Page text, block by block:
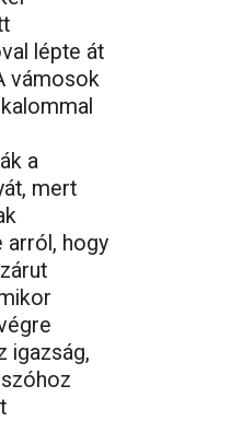
lépte át
vámosok
a
mert
arról, hogy
igazság,